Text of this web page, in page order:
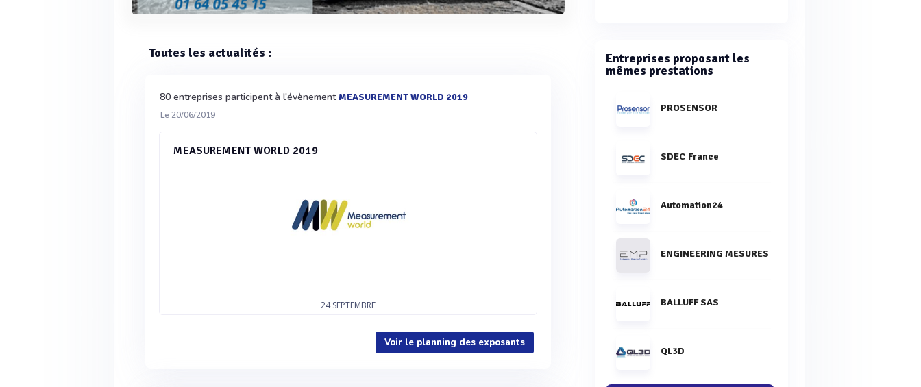
Toutes les actualités :
80 entreprises participent à l'évènementMEASUREMENT WORLD 2019
Le 20/06/2019
MEASUREMENT WORLD 2019
24 SEPTEMBRE
Voir le planning des exposants
Entreprises proposant les
mêmes prestations
PROSENSOR
SDEC France
Automation24
ENGINEERING MESURES
BALLUFF SAS
QL3D